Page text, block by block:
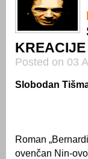
KREACIJE
Posted on 03
Slobodan
Roman
ovenčan Nin-